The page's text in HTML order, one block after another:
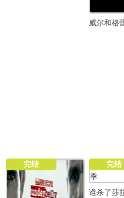
威尔和格
完结 完结
谁杀了莎